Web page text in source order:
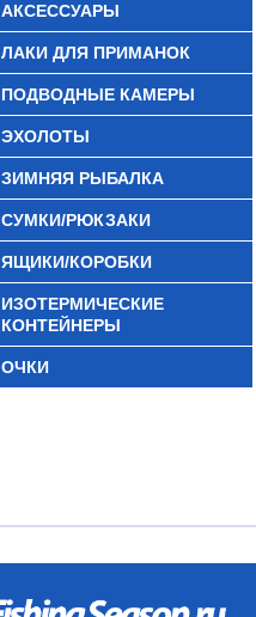
АКСЕССУАРЫ
ЛАКИ ДЛЯ ПРИМАНОК
ПОДВОДНЫЕ КАМЕРЫ
ЭХОЛОТЫ
ЗИМНЯЯ РЫБАЛКА
СУМКИ/РЮКЗАКИ
ЯЩИКИ/КОРОБКИ
ИЗОТЕРМИЧЕСКИЕ
КОНТЕЙНЕРЫ
ОЧКИ